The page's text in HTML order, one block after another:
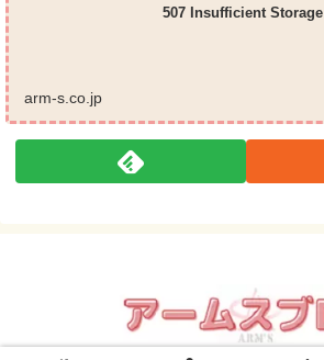
507 Insufficient Storage
arm-s.co.jp